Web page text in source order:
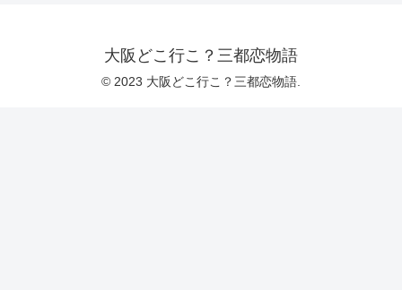
大阪どこ行こ？三都恋物語
© 2023 大阪どこ行こ？三都恋物語.